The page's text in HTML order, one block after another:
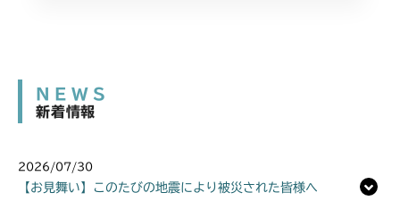
NEWS
新着情報
2026/07/30
【お見舞い】このたびの地震により被災された皆様へ